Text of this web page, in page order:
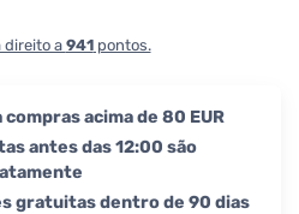
direito a 941pontos.
acima de 80 EUR
antes das 12:00 são
gratuitas dentro de 90 dias